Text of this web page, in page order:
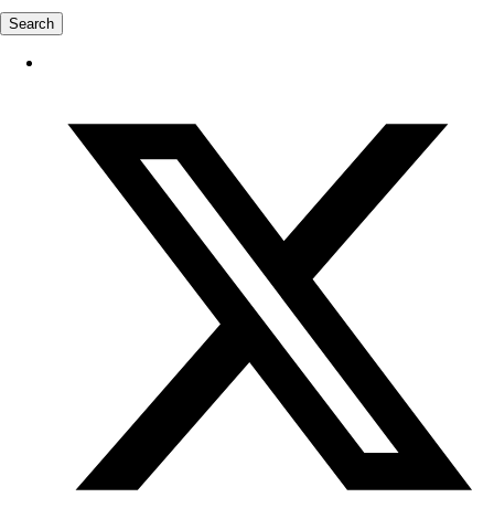
Search